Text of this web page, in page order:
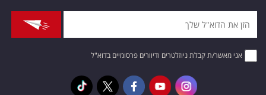
אני מאשר/ת קבלת ניוזלטרים ודיוורים פרסומיים בדוא"ל